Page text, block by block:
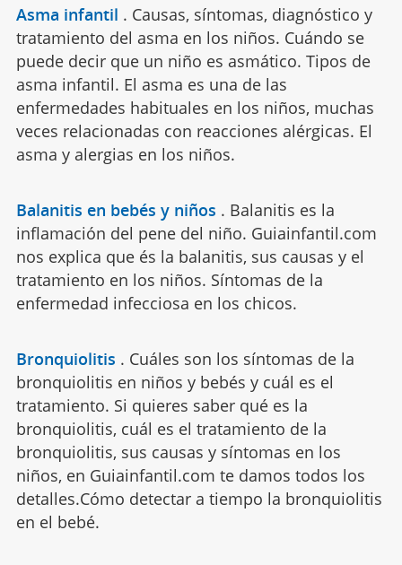
Asma infantil . Causas, síntomas, diagnóstico y
tratamiento del asma en los niños. Cuándo se
puede decir que un niño es asmático. Tipos de
asma infantil. El asma es una de las
enfermedades habituales en los niños, muchas
veces relacionadas con reacciones alérgicas. El
asma y alergias en los niños.
Balanitis en bebés y niños . Balanitis es la
inflamación del pene del niño. Guiainfantil.com
nos explica que és la balanitis, sus causas y el
tratamiento en los niños. Síntomas de la
enfermedad infecciosa en los chicos.
Bronquiolitis . Cuáles son los síntomas de la
bronquiolitis en niños y bebés y cuál es el
tratamiento. Si quieres saber qué es la
bronquiolitis, cuál es el tratamiento de la
bronquiolitis, sus causas y síntomas en los
niños, en Guiainfantil.com te damos todos los
detalles.Cómo detectar a tiempo la bronquiolitis
en el bebé.